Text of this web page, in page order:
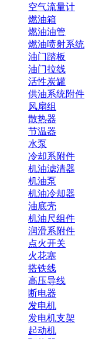
空气流量计
燃油箱
燃油油管
燃油喷射系统
油门踏板
油门拉线
活性炭罐
供油系统附件
风扇组
散热器
节温器
水泵
冷却系附件
机油滤清器
机油泵
机油冷却器
油底壳
机油尺组件
润滑系附件
点火开关
火花塞
搭铁线
高压导线
断电器
发电机
发电机支架
起动机